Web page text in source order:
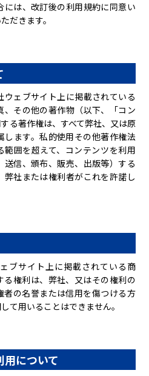
は、改訂後の利用規約に同意い
だきます。
ェブサイト上に掲載されている
その他の著作物（以下、「コン
る著作権は、すべて弊社、又は原
ます。私的使用その他著作権法
範囲を超えて、コンテンツを利用
送信、頒布、販売、出版等）する
弊社または権利者がこれを許諾し
ブサイト上に掲載されている商
権利は、弊社、又はその権利の
の名誉または信用を傷つける方
て用いることはできません。
用について